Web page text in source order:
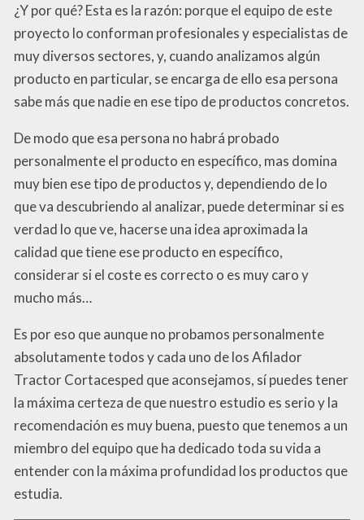
¿Y por qué? Esta es la razón: porque el equipo de este
proyecto lo conforman profesionales y especialistas de
muy diversos sectores, y, cuando analizamos algún
producto en particular, se encarga de ello esa persona
sabe más que nadie en ese tipo de productos concretos.
De modo que esa persona no habrá probado
personalmente el producto en específico, mas domina
muy bien ese tipo de productos y, dependiendo de lo
que va descubriendo al analizar, puede determinar si es
verdad lo que ve, hacerse una idea aproximada la
calidad que tiene ese producto en específico,
considerar si el coste es correcto o es muy caro y
mucho más…
Es por eso que aunque no probamos personalmente
absolutamente todos y cada uno de los Afilador
Tractor Cortacesped que aconsejamos, sí puedes tener
la máxima certeza de que nuestro estudio es serio y la
recomendación es muy buena, puesto que tenemos a un
miembro del equipo que ha dedicado toda su vida a
entender con la máxima profundidad los productos que
estudia.